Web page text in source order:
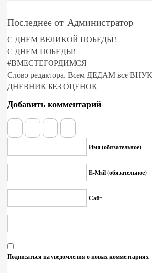
Последнее от Администратор
С ДНЕМ ВЕЛИКОЙ ПОБЕДЫ!
С ДНЕМ ПОБЕДЫ!
#ВМЕСТЕГОРДИМСЯ
Слово редактора. Всем ДЕДАМ все
ДНЕВНИК БЕЗ ОЦЕНОК
Добавить комментарий
Имя (обязательное)
E-Mail (обязательное)
Сайт
Подписаться на уведомления о новых комментариях